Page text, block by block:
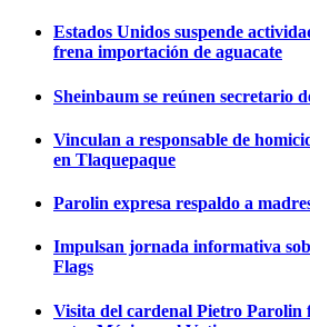
Estados Unidos suspende
frena importación de aguacate
Sheinbaum se reúnen secretario
Vinculan a responsable de
en Tlaquepaque
Parolin expresa respaldo a
Impulsan jornada informativa
Flags
Visita del cardenal Pietro Parolin